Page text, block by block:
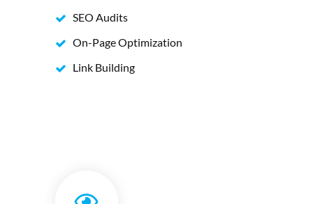
SEO Audits
On-Page Optimization
Link Building